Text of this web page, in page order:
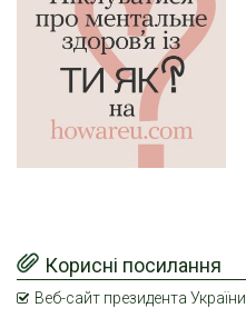
Корисні посилання
Веб-сайт президента України